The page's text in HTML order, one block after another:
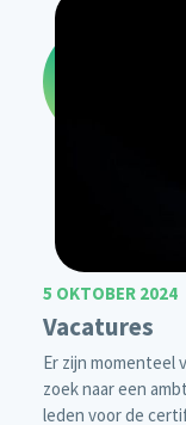
5 OKTOBER 2024
Vacatures
Er zijn momenteel
zoek naar een
leden voor de